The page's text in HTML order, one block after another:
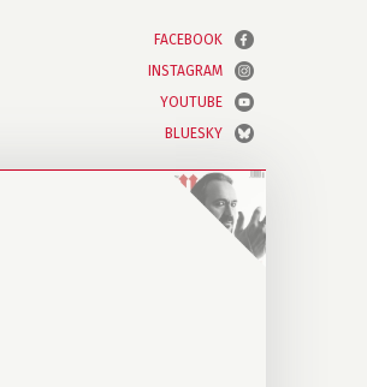
FACEBOOK
INSTAGRAM
YOUTUBE
BLUESKY